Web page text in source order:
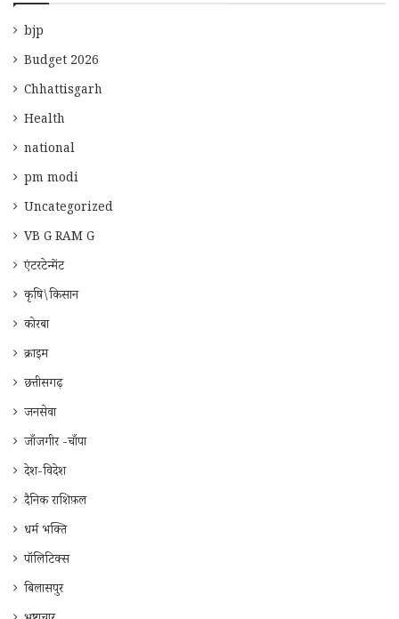
bjp
Budget 2026
Chhattisgarh
Health
national
pm modi
Uncategorized
VB G RAM G
एंटरटेन्मेंट
कृषि\किसान
कोरबा
क्राइम
छत्तीसगढ़
जनसेवा
जाँजगीर -चाँपा
देश-विदेश
दैनिक राशिफ़ल
धर्म भक्ति
पॉलिटिक्स
बिलासपुर